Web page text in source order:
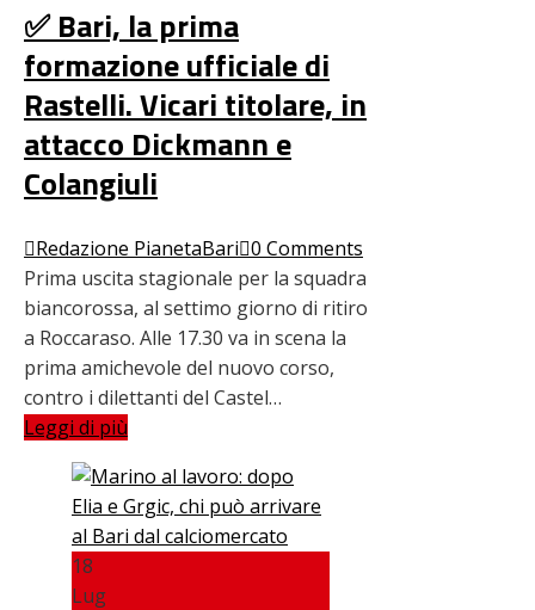
✅ Bari, la prima
formazione ufficiale di
Rastelli. Vicari titolare, in
attacco Dickmann e
Colangiuli
Redazione PianetaBari 0 Comments
Prima uscita stagionale per la squadra
biancorossa, al settimo giorno di ritiro
a Roccaraso. Alle 17.30 va in scena la
prima amichevole del nuovo corso,
contro i dilettanti del Castel…
Leggi di più
18
Lug